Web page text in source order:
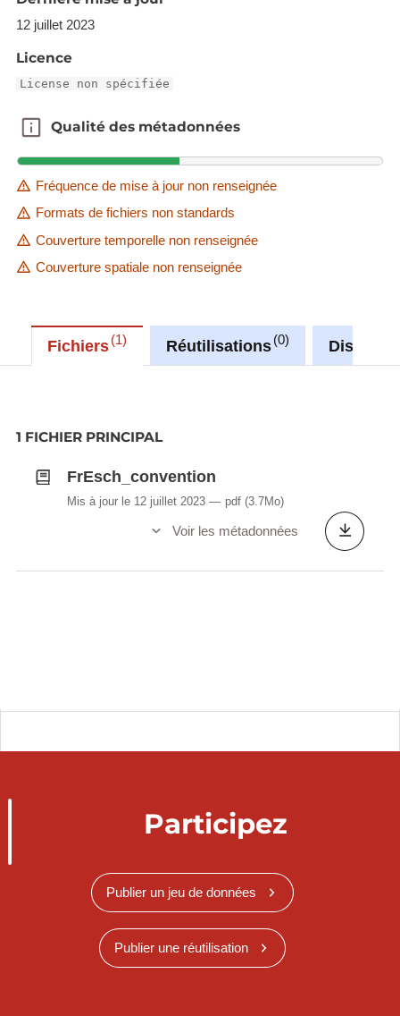
infrastructures culturelles communales Bâtiment 4,
Bridderhaus et Konschthal, ainsi que les
événements culturels phares de le Ville d'Esch-sur-
Alzette, tels que la Nuit de la culture et le festival de
12 juillet 2023
Licence
License non spécifiée
Qualité des métadonnées
Qualité des métadonnées
Fréquence de mise à jour non renseignée
Formats de fichiers non standards
Couverture temporelle non renseignée
Couverture spatiale non renseignée
Fichiers 1 Réutilisations 0
1 FICHIER PRINCIPAL
FrEsch_convention
Mis à jour le 12 juillet 2023 pdf (3.7Mo)
Voir les métadonnées
Participez
Publier un jeu de données
Publier une réutilisation